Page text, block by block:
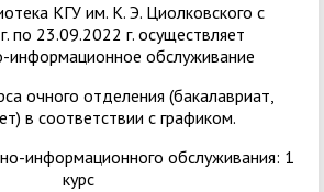
КГУ им. К. Э. Циолковского с
по 23.09.2022 г. осуществляет
информационное обслуживание
очного отделения (бакалавриат,
в соответствии с графиком.
информационного обслуживания: 1
курс